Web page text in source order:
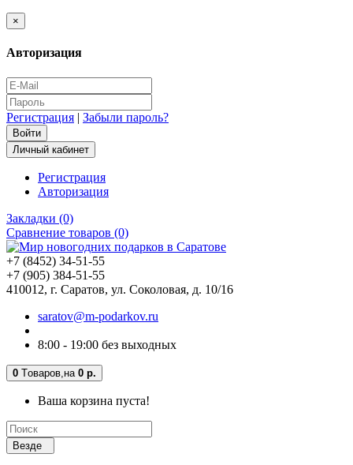
×
Авторизация
Регистрация | Забыли пароль?
Личный кабинет
Регистрация
Авторизация
Закладки (0)
Сравнение товаров (0)
+7 (8452) 34-51-55
+7 (905) 384-51-55
410012, г. Саратов, ул. Соколовая, д. 10/16
saratov@m-podarkov.ru
8:00 - 19:00 без выходных
0 Tоваров, на 0 р.
Ваша корзина пуста!
Везде